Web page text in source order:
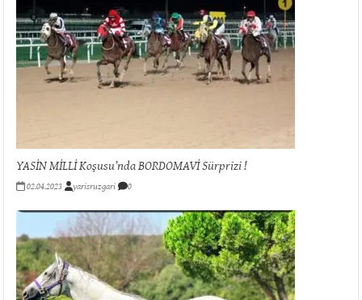
YASİN MİLLİ Koşusu’nda BORDOMAVİ Sürprizi !
02.04.2023 yarisruzgari 0